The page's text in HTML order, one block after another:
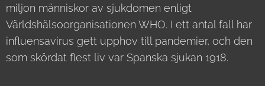
miljon människor av sjukdomen enligt
Världshälsoorganisationen WHO. I ett antal fall har
influensavirus gett upphov till pandemier, och den
som skördat flest liv var Spanska sjukan 1918.